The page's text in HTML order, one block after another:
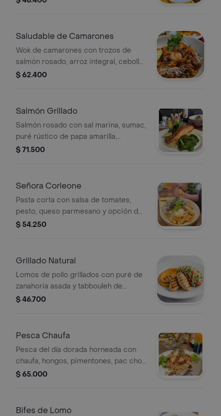
Saludable de Camarones
Wok de camarones con trozos de
salmón rosado, arroz integral, cebolla
morada, zucchini, zanahoria y arvejas
$ 62.400
Salmón Grillado
Salmón rosado con sal marina, sumac,
puré rústico de papa amarilla,
babaganoush y brócoli rostizado con
$ 71.500
Señora Corleone
Pasta corta con salsa de tomates,
pesto, queso parmesano y opción de
ingrediente adicional. Decorada con
$ 54.250
Grillado Natural
Lomos de pollo grillados con puré de
zanahoria asada y tabbouleh de
quinoa con tomate cherry, zucchini,
$ 46.700
Pesca Chaufa
Pesca del día dorada horneada con
chaufa, hongos, pimentones, pac choi,
ciboulette y salsa de ostras.
$ 65.000
Bifes de Lomo